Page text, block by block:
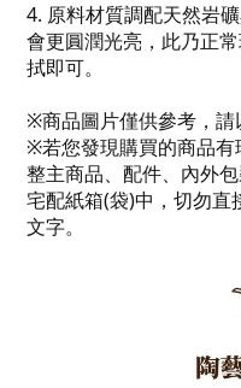
4. 原料材質調配天然岩
會更圓潤光亮，此乃正
拭即可。
※商品圖片僅供參考，
※若您發現購買的商品
整主商品、配件、內外
宅配紙箱(袋)中，切勿直
文字。